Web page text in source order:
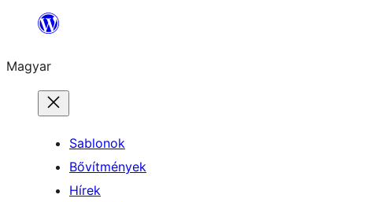
Ugrás
tartalomhoz
Magyar
Sablonok
Bővítmények
Hírek